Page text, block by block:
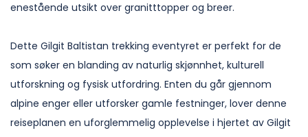
enestående utsikt over granitttopper og breer.
Dette Gilgit Baltistan trekking eventyret er perfekt for de
som søker en blanding av naturlig skjønnhet, kulturell
utforskning og fysisk utfordring. Enten du går gjennom
alpine enger eller utforsker gamle festninger, lover denne
reiseplanen en uforglemmelig opplevelse i hjertet av Gilgit